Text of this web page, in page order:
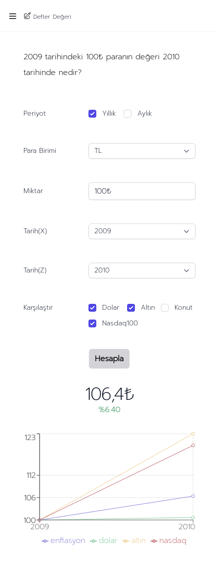
Defter Değeri
2009 tarihindeki 100₺ paranın değeri 2010
tarihinde nedir?
Periyot Yıllık Aylık
Para Birimi
Miktar
Tarih(X)
Tarih(Z)
Karşılaştır Dolar Altın
Konut
Nasdaq100
Hesapla
106,4₺
%6.40
2009 2010
100
106
112
123
100
106
112
123
enflasyon dolar altın nasdaq